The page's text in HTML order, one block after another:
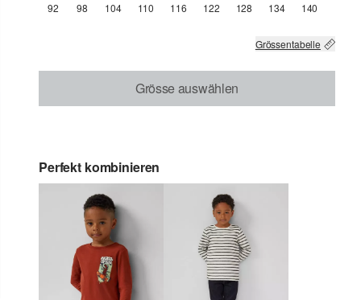
92 98 104 110 116 122 128 134 140
Grössentabelle
Grösse auswählen
Perfekt kombinieren